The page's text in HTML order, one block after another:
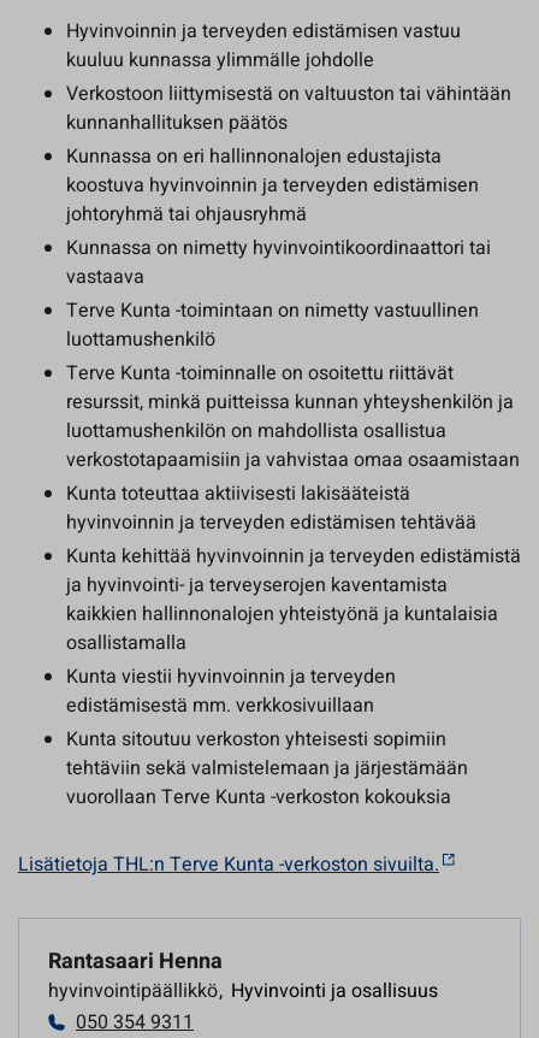
Hyvinvoinnin ja terveyden edistämisen vastuu
kuuluu kunnassa ylimmälle johdolle
Verkostoon liittymisestä on valtuuston tai vähintään
kunnanhallituksen päätös
Kunnassa on eri hallinnonalojen edustajista
koostuva hyvinvoinnin ja terveyden edistämisen
johtoryhmä tai ohjausryhmä
Kunnassa on nimetty hyvinvointikoordinaattori tai
vastaava
Terve Kunta -toimintaan on nimetty vastuullinen
luottamushenkilö
Terve Kunta -toiminnalle on osoitettu riittävät
resurssit, minkä puitteissa kunnan yhteyshenkilön ja
luottamushenkilön on mahdollista osallistua
verkostotapaamisiin ja vahvistaa omaa osaamistaan
Kunta toteuttaa aktiivisesti lakisääteistä
hyvinvoinnin ja terveyden edistämisen tehtävää
Kunta kehittää hyvinvoinnin ja terveyden edistämistä
ja hyvinvointi- ja terveyserojen kaventamista
kaikkien hallinnonalojen yhteistyönä ja kuntalaisia
osallistamalla
Kunta viestii hyvinvoinnin ja terveyden
edistämisestä mm. verkkosivuillaan
Kunta sitoutuu verkoston yhteisesti sopimiin
tehtäviin sekä valmistelemaan ja järjestämään
vuorollaan Terve Kunta -verkoston kokouksia
Lisätietoja THL:n Terve Kunta -verkoston sivuilta.
Rantasaari Henna
hyvinvointipäällikkö, Hyvinvointi ja osallisuus
050 354 9311